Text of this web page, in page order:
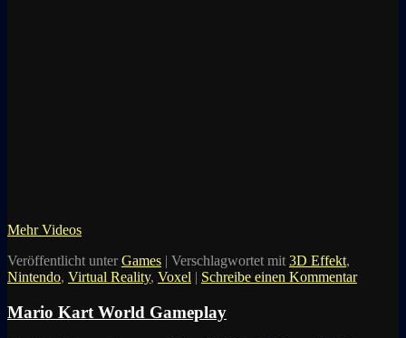
Mehr Videos
Veröffentlicht unter Games | Verschlagwortet mit 3D Effekt,
Nintendo, Virtual Reality, Voxel | Schreibe einen Kommentar
Mario Kart World Gameplay